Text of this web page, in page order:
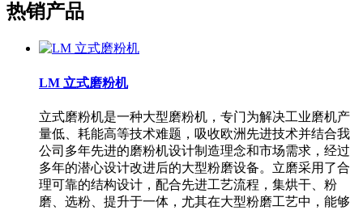
热销产品
LM 立式磨粉机
立式磨粉机是一种大型磨粉机，专门为解决工业磨机产
量低、耗能高等技术难题，吸收欧洲先进技术并结合我
公司多年先进的磨粉机设计制造理念和市场需求，经过
多年的潜心设计改进后的大型粉磨设备。立磨采用了合
理可靠的结构设计，配合先进工艺流程，集烘干、粉
磨、选粉、提升于一体，尤其在大型粉磨工艺中，能够